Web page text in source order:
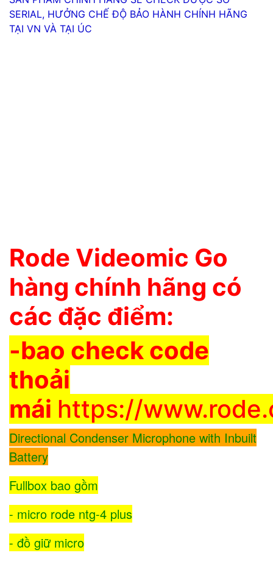
SERIAL, HƯỞNG CHẾ ĐỘ BẢO HÀNH CHÍNH HÃNG
TẠI VN VÀ TẠI ÚC
Rode Videomic Go
hàng chính hãng có
các đặc điểm:
-bao check code
thoải
mái https://
Directional Condenser Microphone with Inbuilt
Battery
Fullbox bao gồm
- micro rode ntg-4 plus
- đồ giữ micro